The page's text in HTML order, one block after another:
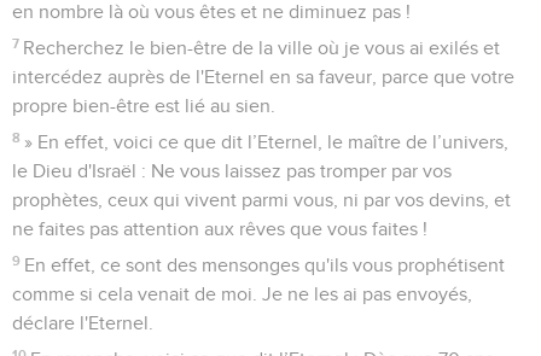
en nombre là où vous êtes et ne diminuez pas !
7 Recherchez le bien-être de la ville où je vous ai exilés et
intercédez auprès de l'Eternel en sa faveur, parce que votre
propre bien-être est lié au sien.
8 » En effet, voici ce que dit l’Eternel, le maître de l’univers,
le Dieu d'Israël : Ne vous laissez pas tromper par vos
prophètes, ceux qui vivent parmi vous, ni par vos devins, et
ne faites pas attention aux rêves que vous faites !
9 En effet, ce sont des mensonges qu'ils vous prophétisent
comme si cela venait de moi. Je ne les ai pas envoyés,
déclare l'Eternel.